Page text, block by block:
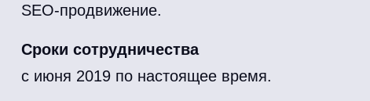
SEO-продвижение.
Сроки сотрудничества
с июня 2019 по настоящее время.